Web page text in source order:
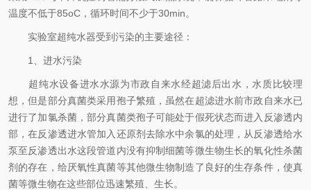
温度不低于85oC，循环时间不少于30min。
实验室超纯水器受到污染的主要途径：
1、进水污染
超纯水设备进水水源为市政自来水经超滤后出水，水质比较理
想，但是部分真菌类采用孢子繁殖，虽然在超滤进水前市政自来水已
进行了加氯杀菌，部分真菌类孢子可能处于假死状态而进入反渗透内
部，在反渗透进水管加入还原剂去除水中余氯的处理，从反渗透给水
泵至反渗透出水这段管道内没有抑制细菌等微生物生长的氧化性杀菌
剂的存在，给厌氧性真菌等其他微生物制造了良好的生存条件，使真
菌等微生物在这些部位迅速繁殖、生长。